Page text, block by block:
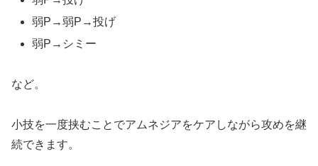
弱P→弱P→投げ
弱P→シミー
など。
小技を一度挟むことでアムネジアをケアしながら攻めを継
続できます。